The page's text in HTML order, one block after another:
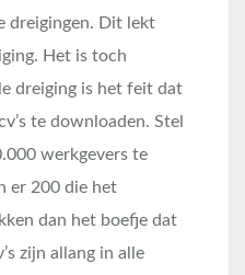
dreigingen. Dit lekt
Het is toch
dreiging is het feit dat
te downloaden. Stel
werkgevers te
er 200 die het
dan het boefje dat
zijn allang in alle